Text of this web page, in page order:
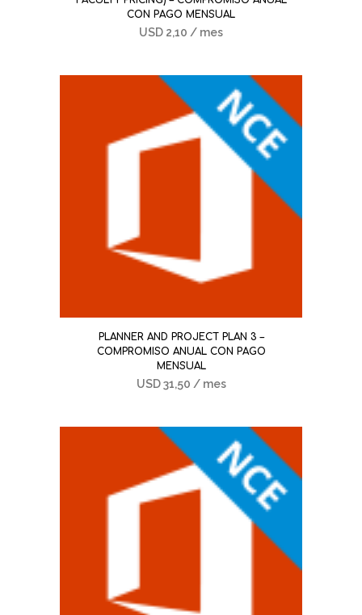
CON PAGO MENSUAL
USD 2,10 / mes
PLANNER AND PROJECT PLAN 3 –
COMPROMISO ANUAL CON PAGO
MENSUAL
USD31,50 / mes